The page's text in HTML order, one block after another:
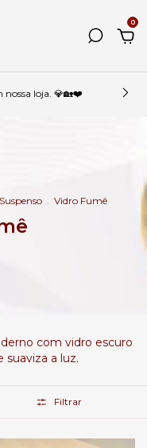
0
nossa loja. 💎🏡❤️
. Vidro Fumê
com vidro escuro
suaviza a luz.
Filtrar